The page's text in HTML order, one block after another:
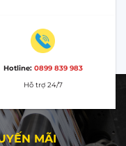
Hotline: 0899 839 983
Hỗ trợ 24/7
MÃI